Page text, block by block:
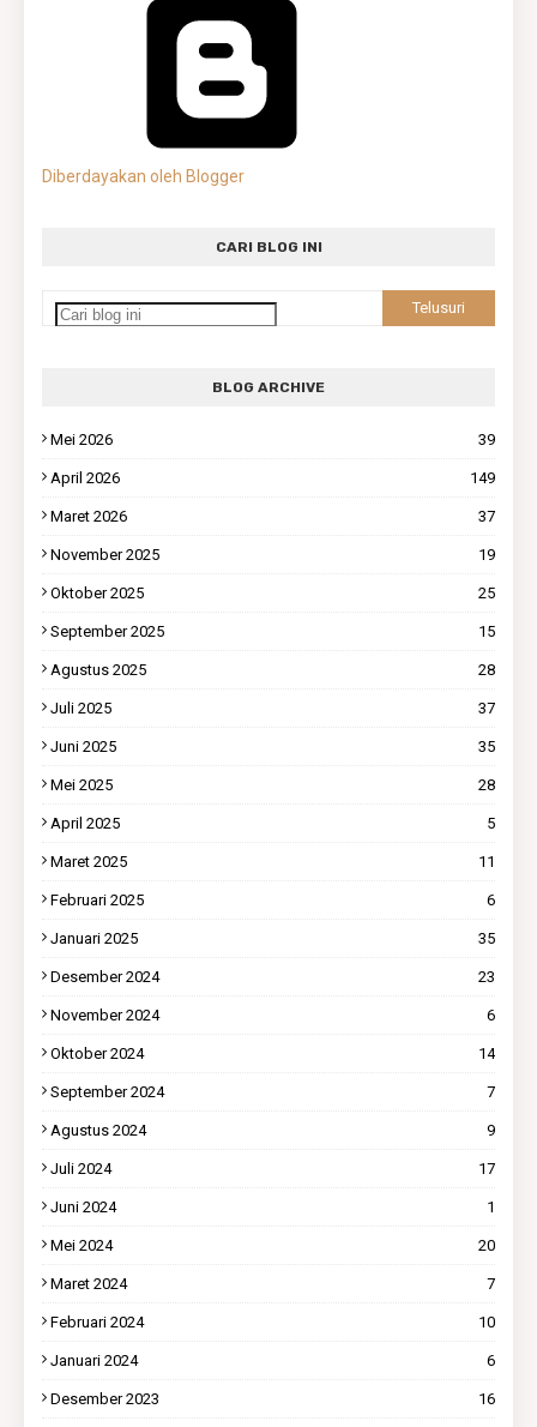
Diberdayakan oleh Blogger
CARI BLOG INI
BLOG ARCHIVE
Mei 2026 39
April 2026 149
Maret 2026 37
November 2025 19
Oktober 2025 25
September 2025 15
Agustus 2025 28
Juli 2025 37
Juni 2025 35
Mei 2025 28
April 2025 5
Maret 2025 11
Februari 2025 6
Januari 2025 35
Desember 2024 23
November 2024 6
Oktober 2024 14
September 2024 7
Agustus 2024 9
Juli 2024 17
Juni 2024 1
Mei 2024 20
Maret 2024 7
Februari 2024 10
Januari 2024 6
Desember 2023 16